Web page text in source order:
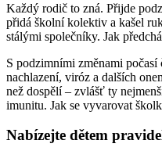
Každý rodič to zná. Přijde
přidá školní kolektiv a kašel
stálými společníky. Jak
S podzimními změnami
nachlazení, viróz a dalších
než dospělí – zvlášť ty
imunitu. Jak se vyvarovat
Nabízejte dětem